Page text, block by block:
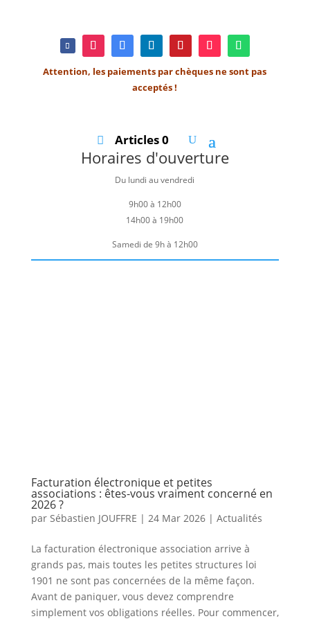
Attention, les paiements par chèques ne sont pas
acceptés !
Articles 0
Horaires d'ouverture
Du lundi au vendredi
9h00 à 12h00
14h00 à 19h00
Samedi de 9h à 12h00
Facturation électronique et petites
associations : êtes-vous vraiment concerné en
2026 ?
par Sébastien JOUFFRE | 24 Mar 2026| Actualités
La facturation électronique association arrive à
grands pas, mais toutes les petites structures loi
1901 ne sont pas concernées de la même façon.
Avant de paniquer, vous devez comprendre
simplement vos obligations réelles. Pour commencer,